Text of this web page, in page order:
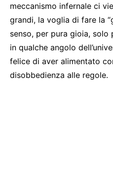
meccanismo infernale ci
grandi, la voglia di fare la
senso, per pura gioia, solo
in qualche angolo
felice di aver alimentato
disobbedienza alle regole.